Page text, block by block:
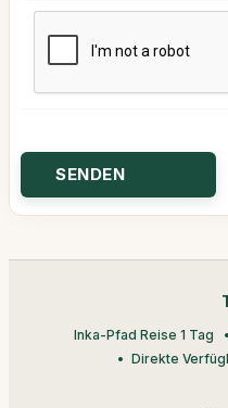
Inka-Pfad Reise 1 Tag
Direkte